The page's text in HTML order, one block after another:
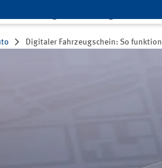
Digitaler Fahrzeugschein: So